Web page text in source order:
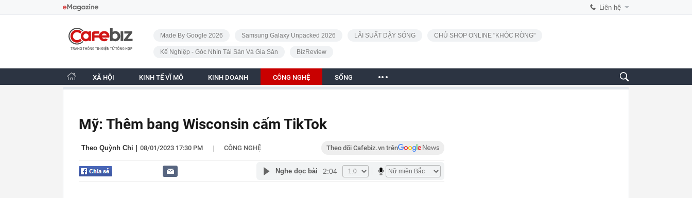
Liên hệ
CafeBiz - Trang chủ
Made By Google 2026 Samsung Galaxy Unpacked 2026 LÃI SUẤT DẬY SÓNG CHỦ SHOP ONLINE "KHÓC RÒNG"
Kế Nghiệp - Góc Nhìn Tài Sản Và Gia Sản BizReview
XÃ HỘI KINH TẾ VĨ MÔ KINH DOANH CÔNG NGHỆ SỐNG
Mỹ: Thêm bang Wisconsin cấm TikTok
Theo Quỳnh Chi 08/01/2023 17:30 PM | CÔNG NGHỆ Theo dõi Cafebiz.vn trên
Nghe đọc bài 2:04